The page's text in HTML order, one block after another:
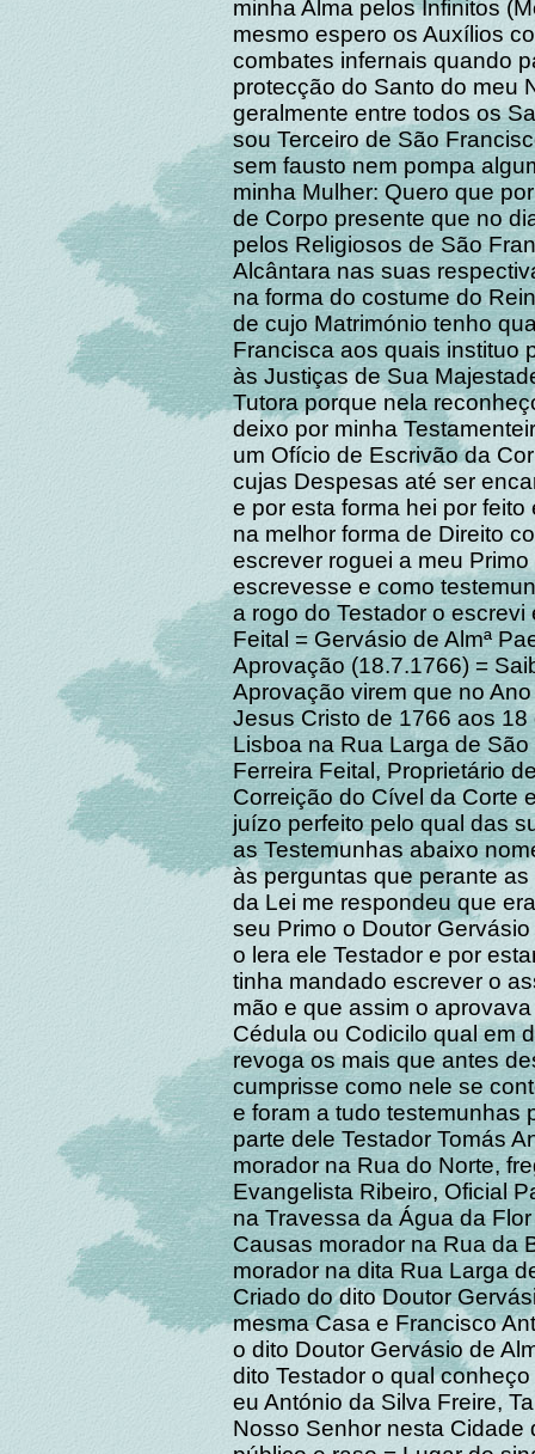
minha Alma pelos Infinitos
mesmo espero os Auxílios
combates infernais quando
protecção do Santo do meu
geralmente entre todos os
sou Terceiro de São
sem fausto nem pompa
minha Mulher: Quero que
de Corpo presente que no
pelos Religiosos de São
Alcântara nas suas
na forma do costume do
de cujo Matrimónio tenho
Francisca aos quais instituo
às Justiças de Sua
Tutora porque nela
deixo por minha
um Ofício de Escrivão da
cujas Despesas até ser
e por esta forma hei por
na melhor forma de Direito
escrever roguei a meu
escrevesse e como
a rogo do Testador o escrevi
Feital = Gervásio de Almª
Aprovação (18.7.1766) =
Aprovação virem que no
Jesus Cristo de 1766 aos
Lisboa na Rua Larga de
Ferreira Feital, Proprietário
Correição do Cível da Corte
juízo perfeito pelo qual das
as Testemunhas abaixo
às perguntas que perante
da Lei me respondeu que
seu Primo o Doutor
o lera ele Testador e por
tinha mandado escrever o
mão e que assim o
Cédula ou Codicilo qual em
revoga os mais que antes
cumprisse como nele se
e foram a tudo testemunhas
parte dele Testador Tomás
morador na Rua do Norte,
Evangelista Ribeiro, Oficial
na Travessa da Água da
Causas morador na Rua da
morador na dita Rua Larga
Criado do dito Doutor
mesma Casa e Francisco
o dito Doutor Gervásio de
dito Testador o qual
eu António da Silva Freire,
Nosso Senhor nesta